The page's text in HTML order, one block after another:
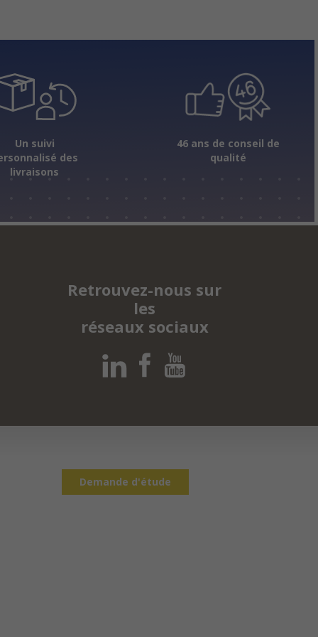
Un suivi
des
livraisons
46 ans de conseil de
qualité
Retrouvez-nous sur
les
réseaux sociaux
Demande d'étude